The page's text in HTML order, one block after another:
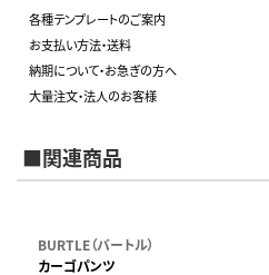
各種テンプレートのご案内
お支払い方法・送料
納期について・お急ぎの方へ
大量注文・法人のお客様
■関連商品
BURTLE（バートル）
カーゴパンツ